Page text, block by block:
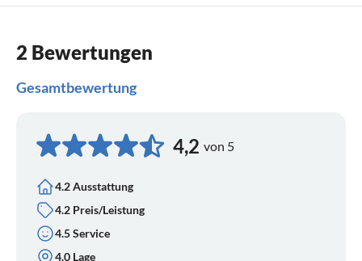
2 Bewertungen
Gesamtbewertung
4,2 von 5
4.2 Ausstattung
4.2 Preis/Leistung
4.5 Service
4.0 Lage